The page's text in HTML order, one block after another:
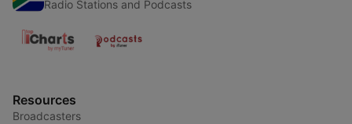
Radio Stations and Podcasts
Resources
Broadcasters